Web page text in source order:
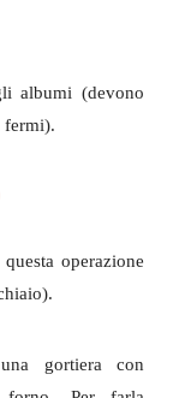
albumi (devono
fermi).
operazione
gortiera con